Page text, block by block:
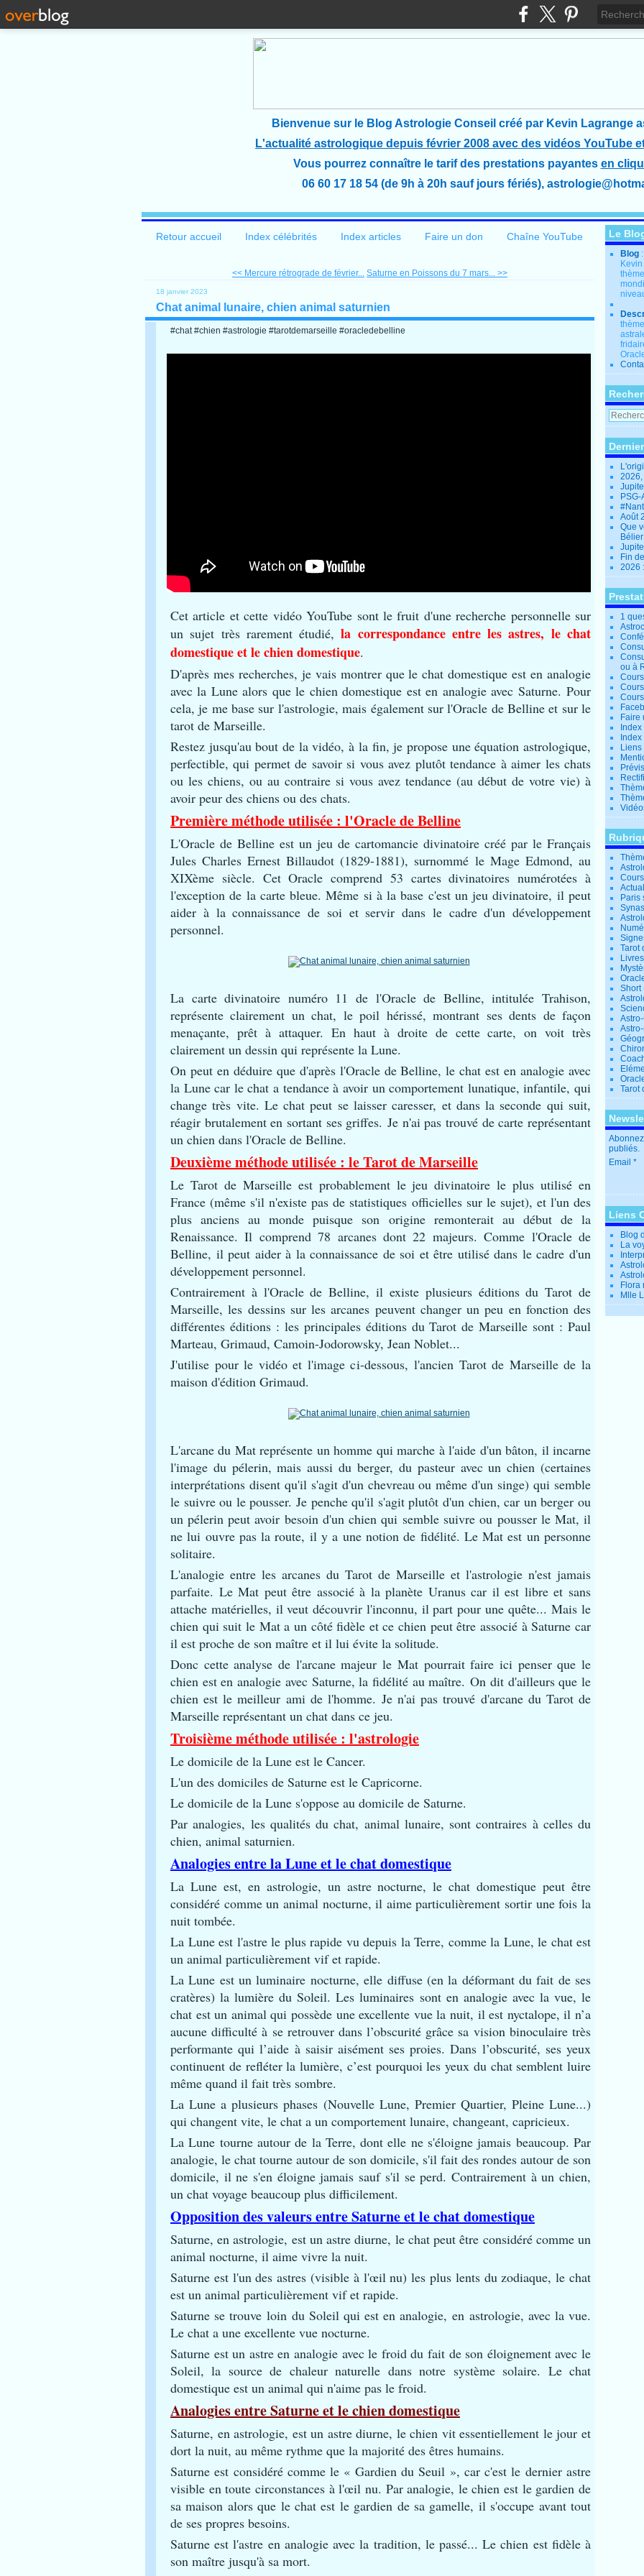
Bienvenue sur le Blog Astrologie Conseil créé par Kevin Lagrange
L'actualité astrologique depuis février 2008 avec des vidéos YouTube
Vous pourrez connaître le tarif des prestations payantes en
06 60 17 18 54 (de 9h à 20h sauf jours fériés),
Retour accueil Index célébrités Index articles Faire un don Chaîne YouTube
<< Mercure rétrograde de février... Saturne en Poissons du 7 mars... >>
18 janvier 2023
Chat animal lunaire, chien animal saturnien
#chat #chien #astrologie #tarotdemarseille #oracledebelline
Cet article et cette vidéo YouTube sont le fruit d'une recherche personnelle sur
un sujet très rarement étudié,la correspondance entre les astres, le chat
domestique et le chien domestique.
D'après mes recherches, je vais montrer que le chat domestique est en analogie
avec la Lune alors que le chien domestique est en analogie avec Saturne. Pour
cela, je me base sur l'astrologie, mais également sur l'Oracle de Belline et sur le
tarot de Marseille.
Restez jusqu'au bout de la vidéo, à la fin, je propose une équation astrologique,
perfectible, qui permet de savoir si vous avez plutôt tendance à aimer les chats
ou les chiens, ou au contraire si vous avez tendance (au début de votre vie) à
avoir peur des chiens ou des chats.
Première méthode utilisée : l'Oracle de Belline
L'Oracle de Belline est un jeu de cartomancie divinatoire créé par le Français
Jules Charles Ernest Billaudot (1829-1881), surnommé le Mage Edmond, au
XIXème siècle. Cet Oracle comprend 53 cartes divinatoires numérotées à
l'exception de la carte bleue. Même si à la base c'est un jeu divinatoire, il peut
aider à la connaissance de soi et servir dans le cadre d'un développement
personnel.
La carte divinatoire numéro 11 de l'Oracle de Belline, intitulée Trahison,
représente clairement un chat, le poil hérissé, montrant ses dents de façon
menaçante, prêt à attaquer.En haut à droite de cette carte, on voit très
clairement un dessin qui représente la Lune.
On peut en déduire que d'après l'Oracle de Belline, le chat est en analogie avec
la Lune car le chat a tendance à avoir un comportement lunatique, infantile, qui
change très vite. Le chat peut se laisser caresser, et dans la seconde qui suit,
réagir brutalement en sortant ses griffes. Je n'ai pas trouvé de carte représentant
un chien dans l'Oracle de Belline.
Deuxième méthode utilisée : le Tarot de Marseille
Le Tarot de Marseille est probablement le jeu divinatoire le plus utilisé en
France (même s'il n'existe pas de statistiques officielles sur le sujet), et l'un des
plus anciens au monde puisque son origine remonterait au début de la
Renaissance. Il comprend 78 arcanes dont 22 majeurs. Comme l'Oracle de
Belline, il peut aider à la connaissance de soi et être utilisé dans le cadre d'un
développement personnel.
Contrairement à l'Oracle de Belline, il existe plusieurs éditions du Tarot de
Marseille, les dessins sur les arcanes peuvent changer un peu en fonction des
différentes éditions : les principales éditions du Tarot de Marseille sont : Paul
Marteau, Grimaud, Camoin-Jodorowsky, Jean Noblet...
J'utilise pour le vidéo et l'image ci-dessous, l'ancien Tarot de Marseille de la
maison d'édition Grimaud.
L'arcane du Mat représente un homme qui marche à l'aide d'un bâton, il incarne
l'image du pélerin, mais aussi du berger, du pasteur avec un chien (certaines
interprétations disent qu'il s'agit d'un chevreau ou même d'un singe) qui semble
le suivre ou le pousser. Je penche qu'il s'agit plutôt d'un chien, car un berger ou
un pélerin peut avoir besoin d'un chien qui semble suivre ou pousser le Mat, il
ne lui ouvre pas la route, il y a une notion de fidélité. Le Mat est un personne
solitaire.
L'analogie entre les arcanes du Tarot de Marseille et l'astrologie n'est jamais
parfaite. Le Mat peut être associé à la planète Uranus car il est libre et sans
attache matérielles, il veut découvrir l'inconnu, il part pour une quête...Mais le
chien qui suit le Mat a un côté fidèle et ce chien peut être associé à Saturne car
il est proche de son maître et il lui évite la solitude.
Donc cette analyse de l'arcane majeur le Mat pourrait faire ici penser que le
chien est en analogie avec Saturne, la fidélité au maître.On dit d'ailleurs que le
chien est le meilleur ami de l'homme. Je n'ai pas trouvé d'arcane du Tarot de
Marseille représentant un chat dans ce jeu.
Troisième méthode utilisée : l'astrologie
Le domicile de la Lune est le Cancer.
L'un des domiciles de Saturne est le Capricorne.
Le domicile de la Lune s'oppose au domicile de Saturne.
Par analogies, les qualités du chat, animal lunaire, sont contraires à celles du
chien, animal saturnien.
Analogies entre la Lune et le chat domestique
La Lune est, en astrologie, un astre nocturne, le chat domestique peut être
considéré comme un animal nocturne, il aime particulièrement sortir une fois la
nuit tombée.
La Lune est l'astre le plus rapide vu depuis la Terre, comme la Lune, le chat est
un animal particulièrement vif et rapide.
La Lune est un luminaire nocturne, elle diffuse (en la déformant du fait de ses
cratères) la lumière du Soleil. Les luminaires sont en analogie avec la vue, le
chat est un animal qui possède une excellente vue la nuit, il est nyctalope, il n’a
aucune difficulté à se retrouver dans l’obscurité grâce sa vision binoculaire très
performante qui l’aide à saisir aisément ses proies. Dans l’obscurité, ses yeux
continuent de refléter la lumière, c’est pourquoi les yeux du chat semblent luire
même quand il fait très sombre.
La Lune a plusieurs phases (Nouvelle Lune, Premier Quartier, Pleine Lune...)
qui changent vite, le chat a un comportement lunaire, changeant, capricieux.
La Lune tourne autour de la Terre, dont elle ne s'éloigne jamais beaucoup. Par
analogie, le chat tourne autour de son domicile, s'il fait des rondes autour de son
domicile, il ne s'en éloigne jamais sauf s'il se perd. Contrairement à un chien,
un chat voyage beaucoup plus difficilement.
Opposition des valeurs entre Saturne et le chat domestique
Saturne, en astrologie, est un astre diurne, le chat peut être considéré comme un
animal nocturne, il aime vivre la nuit.
Saturne est l'un des astres (visible à l'œil nu) les plus lents du zodiaque, le chat
est un animal particulièrement vif et rapide.
Saturne se trouve loin du Soleil qui est en analogie, en astrologie, avec la vue.
Le chat a une excellente vue nocturne.
Saturne est un astre en analogie avec le froid du fait de son éloignement avec le
Soleil, la source de chaleur naturelle dans notre système solaire. Le chat
domestique est un animal qui n'aime pas le froid.
Analogies entre Saturne et le chien domestique
Saturne, en astrologie, est un astre diurne, le chien vit essentiellement le jour et
dort la nuit, au même rythme que la majorité des êtres humains.
Saturne est considéré comme le « Gardien du Seuil », car c'est le dernier astre
visible en toute circonstances à l'œil nu. Par analogie, le chien est le gardien de
sa maison alors que le chat est le gardien de sa gamelle, il s'occupe avant tout
de ses propres besoins.
Saturne est l'astre en analogie avec la tradition, le passé... Le chien est fidèle à
son maître jusqu'à sa mort.
Le
Blog
Août
Que
Fin
2026
1
ou à
Faire
Liens
Paris
Tarot
Short
Tarot
publiés.
Email
Liens
Blog
La
Flora
Mlle